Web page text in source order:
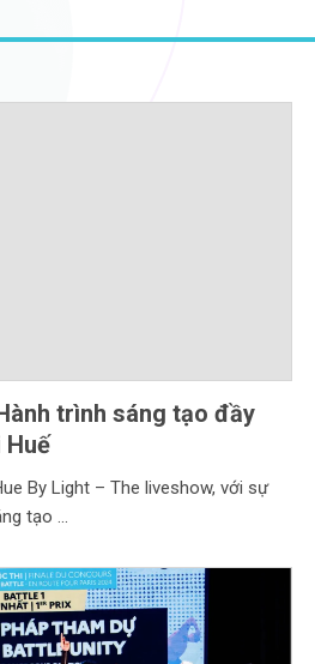
trình sáng tạo đầy
Huế
By Light – The liveshow, với sự
tạo